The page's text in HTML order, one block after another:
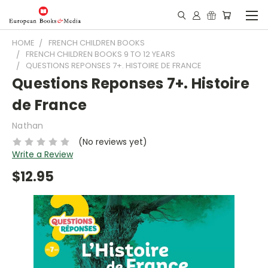
HOME
FRENCH CHILDREN BOOKS
FRENCH CHILDREN BOOKS 9 TO 12 YEARS
QUESTIONS REPONSES 7+. HISTOIRE DE FRANCE
Questions Reponses 7+. Histoire
de France
Nathan
(No reviews yet)
Write a Review
$12.95